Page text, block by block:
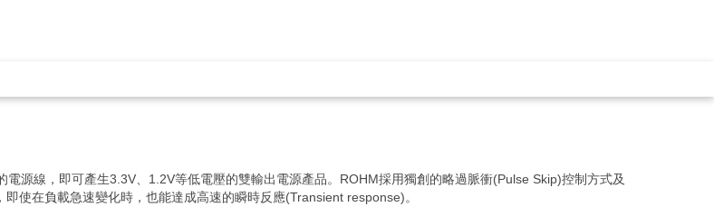
源線，即可產生3.3V、1.2V等低電壓的雙輸出電源產品。ROHM採用獨創的略過脈衝(Pulse Skip)控制方式及
使在負載急速變化時，也能達成高速的瞬時反應(Transient response)。